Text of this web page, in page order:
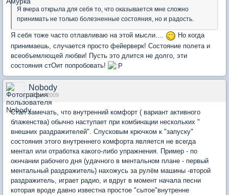
Я вчера открыла для себя то, что оказывается мне сложно
принимать не только болезненные состояния, но и радость.
Я себя тоже часто отлавливаю на этой мысли....
Но когда
принимаешь, случается просто фейерверк! Состояние полета и
всеобъемлющей любви! Пусть это длится не долго, эти
состояния стОит попробовать!
Nobody
17 дек 2009
Стал замечать, что внутренний комфорт ( вариант активного
блаженства) обычно наступает при комбинации нескольких "
внешних раздражителей". Спусковым крючком к "запуску"
состояния этого внутреннего комфорта является не всегда
ментал или отработка какого-либо упражнения. Пример - по
окнчании рабочего дня (удачного в ментальном плане - первый
ментальный раздражитель) нахожусь за рулём машины -второй
раздражитель, играет радио, и вдруг в момент начала песни
которая вроде давно известна простое "сытое"внутренне